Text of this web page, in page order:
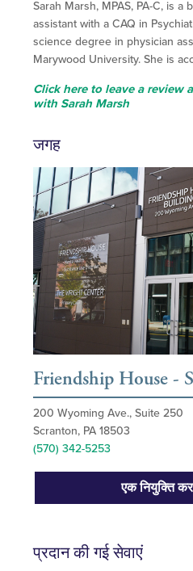
Sarah Marsh, MPAS, PA-C, is a
assistant with a CAQ in
science degree in physician
Marywood University. She is
Click here to leave a review
with Sarah Marsh
जगह
Friendship House -
200 Wyoming Ave., Suite 250
Scranton, PA 18503
(570) 342-5253
एक नियुक्ति
प्रदान की गई सेवाएं